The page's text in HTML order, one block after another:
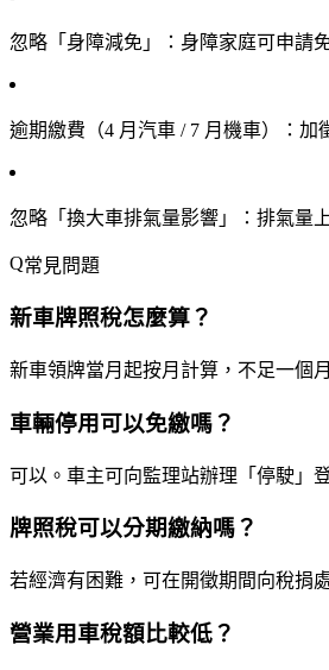
忽略「身障減免」 ：身障家庭可申請
逾期繳費（4 月汽車 / 7 月機車） ：加
忽略「換大車排氣量影響」 ：排氣量
常見問題
新車牌照稅怎麼算？
新車領牌當月起按月計算，不足一個
車輛停用可以免繳嗎？
可以。車主可向監理站辦理「停駛」
牌照稅可以分期繳納嗎？
若經濟有困難，可在開徵期間向稅捐
營業用車稅額比較低？